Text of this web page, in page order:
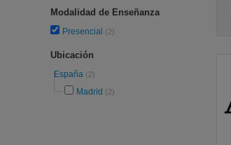
Modalidad de Enseñanza
Presencial (2)
Ubicación
España (2)
Madrid (2)